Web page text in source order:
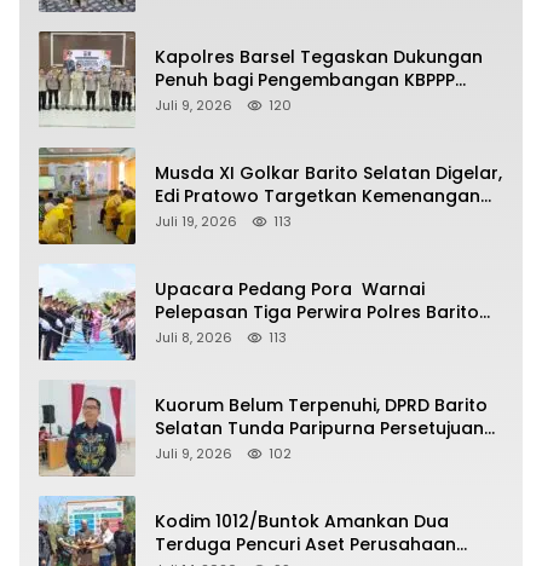
Kapolres Barsel Tegaskan Dukungan
Penuh bagi Pengembangan KBPPP
Kalimantan Tengah
Juli 9, 2026 120
Musda XI Golkar Barito Selatan Digelar,
Edi Pratowo Targetkan Kemenangan
Partai pada Pemilu Mendatang
Juli 19, 2026 113
Upacara Pedang Pora Warnai
Pelepasan Tiga Perwira Polres Barito
Selatan Masuki Masa Pensiun
Juli 8, 2026 113
Kuorum Belum Terpenuhi, DPRD Barito
Selatan Tunda Paripurna Persetujuan
Raperda Pertanggungjawaban APBD
Juli 9, 2026 102
Kodim 1012/Buntok Amankan Dua
Terduga Pencuri Aset Perusahaan